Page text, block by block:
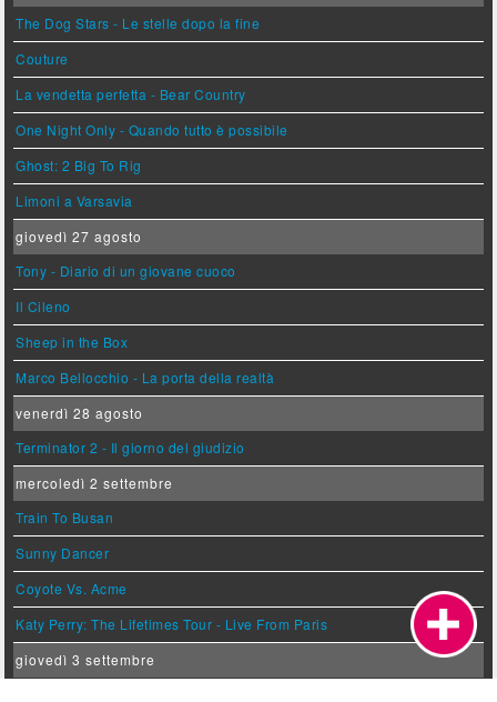
The Dog Stars - Le stelle dopo la fine
Couture
La vendetta perfetta - Bear Country
One Night Only - Quando tutto è possibile
Ghost: 2 Big To Rig
Limoni a Varsavia
giovedì 27 agosto
Tony - Diario di un giovane cuoco
Il Cileno
Sheep in the Box
Marco Bellocchio - La porta della realtà
venerdì 28 agosto
Terminator 2 - Il giorno del giudizio
mercoledì 2 settembre
Train To Busan
Sunny Dancer
Coyote Vs. Acme
Katy Perry: The Lifetimes Tour - Live From Paris
giovedì 3 settembre